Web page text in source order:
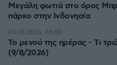
Μεγάλη φωτιά στο όρος
πάρκο στην Ινδονησία
Το μενού της ημέρας - Τι
(9/8/2026)
09.08.2026, 06:00